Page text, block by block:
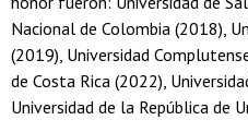
Nacional de Colombia (2018),
(2019), Universidad
de Costa Rica (2022),
Universidad de la República de